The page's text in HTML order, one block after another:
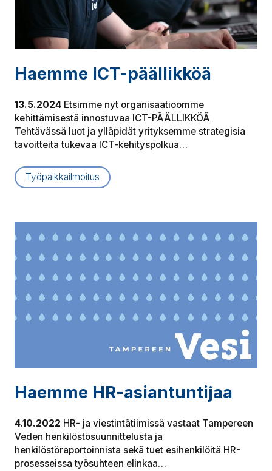
Haemme ICT-päällikköä
13.5.2024 Etsimme nyt organisaatioomme
kehittämisestä innostuvaa ICT-PÄÄLLIKKÖÄ
Tehtävässä luot ja ylläpidät yrityksemme strategisia
tavoitteita tukevaa ICT-kehityspolkua…
Työpaikkailmoitus
Haemme HR-asian­tun­ti­jaa
4.10.2022 HR- ja viestintätiimissä vastaat Tampereen
Veden henkilöstösuunnittelusta ja
henkilöstöraportoinnista sekä tuet esihenkilöitä HR-
prosesseissa työsuhteen elinkaa…